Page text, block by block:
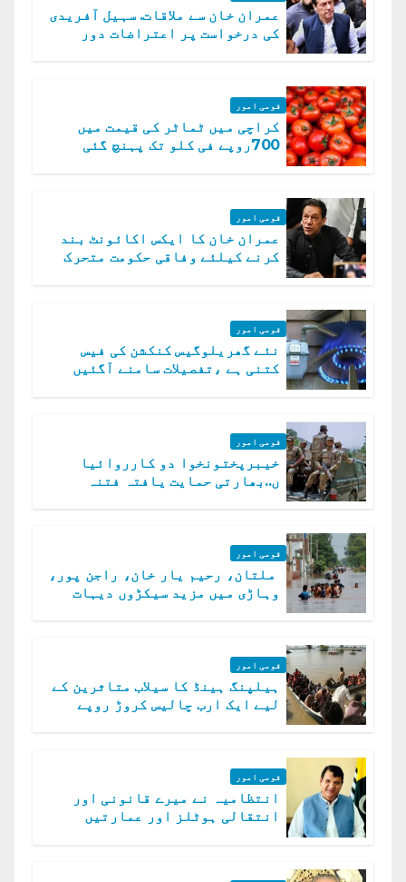
عمران خان سے ملاقات. سہیل آفریدی
کی درخواست پر اعتراضات دور
قومی امور
کراچی میں ٹماٹر کی قیمت میں
700روپے فی کلو تک پہنچ گئی
قومی امور
عمران خان کا ایکس اکائونٹ بند
کرنے کیلئے وفاقی حکومت متحرک
قومی امور
نئے گھریلوگیس کنکشن کی فیس
کتنی ہے ،تفصیلات سامنے آگئیں
قومی امور
خیبرپختونخوا دو کارروائیا
ں..بھارتی حمایت یافتہ فتنہ
قومی امور
ملتان، رحیم یار خان، راجن پور،
وہاڑی میں مزید سیکڑوں دیہات
قومی امور
ہیلپنگ ہینڈ کا سیلاب متاثرین کے
لیے ایک ارب چالیس کروڑ روپے
قومی امور
انتظامیہ نے میرے قانونی اور
انتقالی ہوٹلز اور عمارتیں